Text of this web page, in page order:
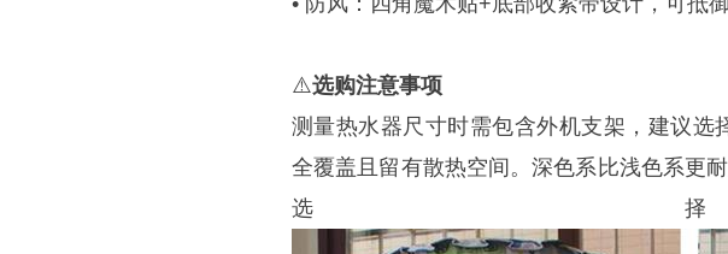
⚠️选购注意事项
测量热水器尺寸时需包含外机支架，建议选
全覆盖且留有散热空间。深色系比浅色系更
选